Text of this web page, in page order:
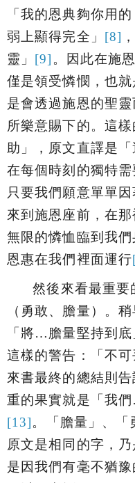
「我的恩典夠你用
弱上顯得完全」 [8]
靈」 [9] 。因此在施
僅是領受憐憫，也
是會透過施恩的聖
所樂意賜下的。這樣
助 」，原文直譯是
在每個時刻的獨特需
只要我們願意單單
來到施恩座前，在
無限的憐恤臨到我
恩惠在我們裡面運行
然後來看最重要
（勇敢、膽量）。
「 將…膽量堅持到底
這樣的警告：「 不可
來書最終的總結則
重的果實就是「 我
[13]。「 膽量 」、「
原文是相同的字，
是因我們有毫不猶